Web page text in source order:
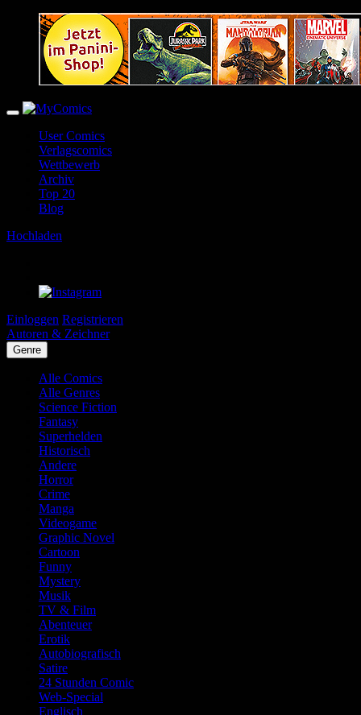
User Comics
Verlagscomics
Wettbewerb
Archiv
Top 20
Blog
Hochladen
Einloggen Registrieren
Autoren & Zeichner
Genre
Alle Comics
Alle Genres
Science Fiction
Fantasy
Superhelden
Historisch
Andere
Horror
Crime
Manga
Videogame
Graphic Novel
Cartoon
Funny
Mystery
Musik
TV & Film
Abenteuer
Erotik
Autobiografisch
Satire
24 Stunden Comic
Web-Special
Englisch